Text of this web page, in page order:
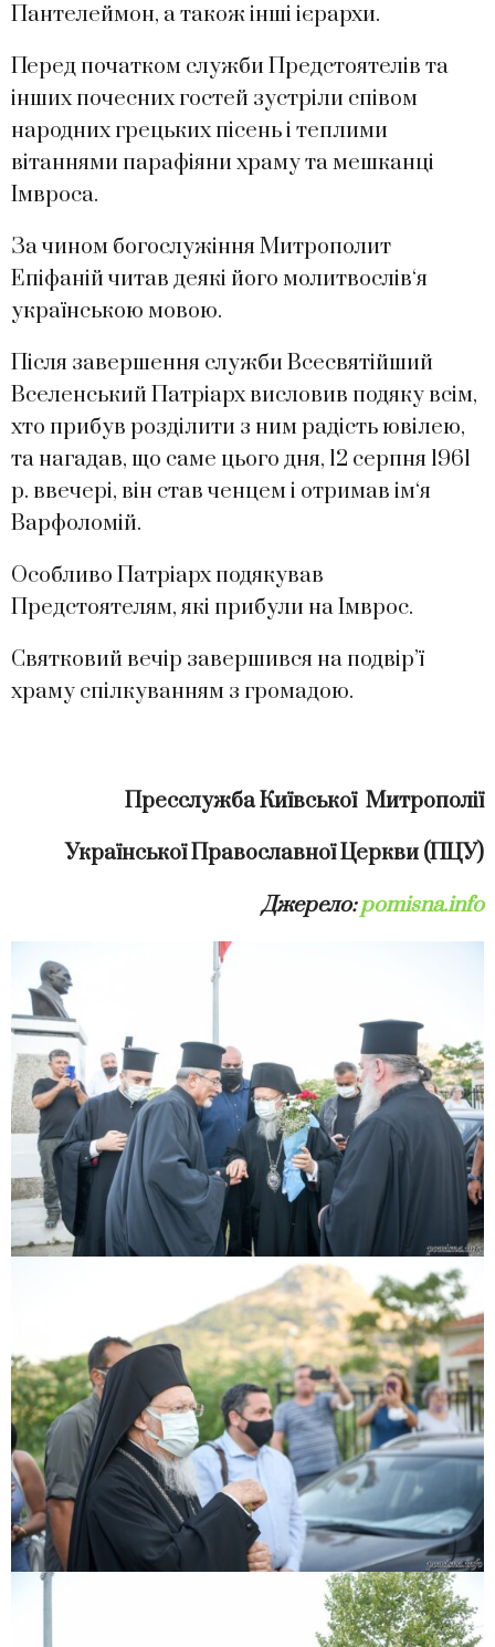
Пантелеймон, а також інші ієрархи.
Перед початком служби Предстоятелів та
інших почесних гостей зустріли співом
народних грецьких пісень і теплими
вітаннями парафіяни храму та мешканці
Імвроса.
За чином богослужіння Митрополит
Епіфаній читав деякі його молитвослів‘я
українською мовою.
Після завершення служби Всесвятійший
Вселенський Патріарх висловив подяку всім,
хто прибув розділити з ним радість ювілею,
та нагадав, що саме цього дня, 12 серпня 1961
р. ввечері, він став ченцем і отримав ім‘я
Варфоломій.
Особливо Патріарх подякував
Предстоятелям, які прибули на Імврос.
Святковий вечір завершився на подвір’ї
храму спілкуванням з громадою.
Пресслужба Київської Митрополії
Української Православної Церкви (ПЦУ)
Джерело:pomisna.info